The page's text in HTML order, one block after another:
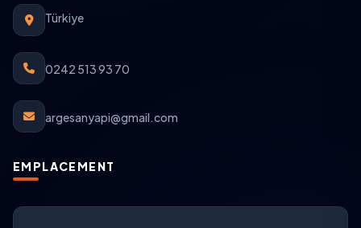
Türkiye
0242 513 93 70
argesanyapi@gmail.com
EMPLACEMENT